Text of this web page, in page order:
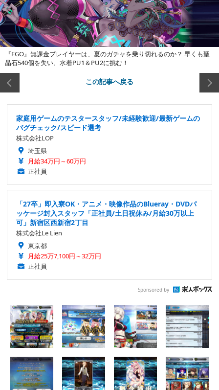
『FGO』無課金プレイヤーは、夏のガチャを乗り切れるのか？ 早くも聖
晶石540個を失い、水着PU1＆PU2に挑む！
この記事へ戻る
家庭用ゲームのテスタースタッフ/未経験歓迎/最新ゲームの
バグチェック/スピード選考
株式会社LOP
埼玉県
月給34万円～60万円
正社員
「27卒」即入寮OK・アニメ・映像作品のBlueray・DVDパ
ッケージ封入スタッフ「正社員/土日祝休み/月給30万以上
可」新宿区西新宿2丁目
株式会社Le Lien
東京都
月給25万7,100円～32万円
正社員
Sponsored by